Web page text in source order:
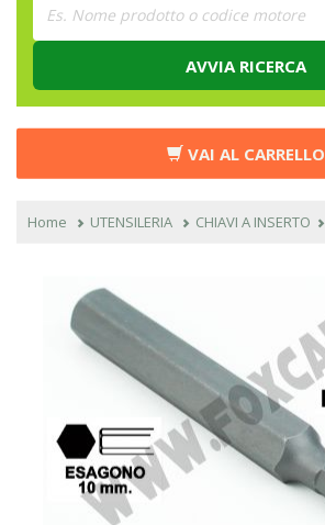
AVVIA RICERCA
VAI AL CARRELLO
Home UTENSILERIA CHIAVI A INSERTO